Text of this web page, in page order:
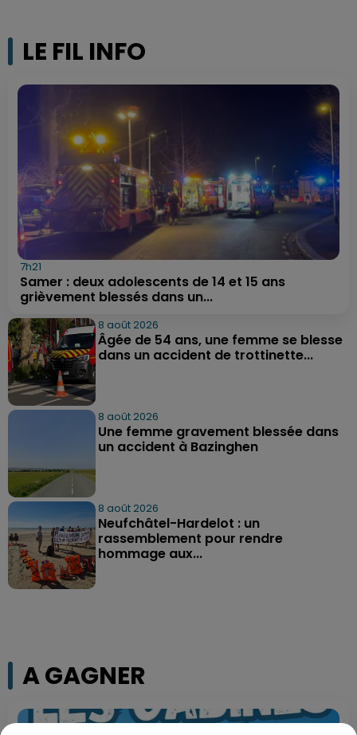
LE FIL INFO
7h21
Samer : deux adolescents de 14 et 15 ans
grièvement blessés dans un...
8 août 2026
Âgée de 54 ans, une femme se blesse
dans un accident de trottinette...
8 août 2026
Une femme gravement blessée dans
un accident à Bazinghen
8 août 2026
Neufchâtel-Hardelot : un
rassemblement pour rendre
hommage aux...
A GAGNER